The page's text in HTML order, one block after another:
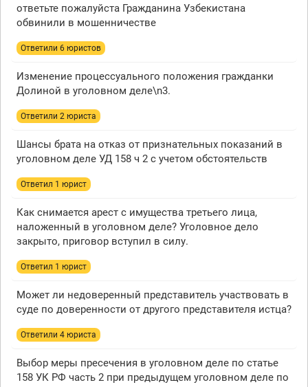
ответьте пожалуйста Гражданина Узбекистана
обвинили в мошенничестве
Ответили 6 юристов
Изменение процессуального положения гражданки
Долиной в уголовном деле\n3.
Ответили 2 юристa
Шансы брата на отказ от признательных показаний в
уголовном деле УД 158 ч 2 с учетом обстоятельств
Ответил 1 юрист
Как снимается арест с имущества третьего лица,
наложенный в уголовном деле? Уголовное дело
закрыто, приговор вступил в силу.
Ответил 1 юрист
Может ли недоверенный представитель участвовать в
суде по доверенности от другого представителя истца?
Ответили 4 юристa
Выбор меры пресечения в уголовном деле по статье
158 УК РФ часть 2 при предыдущем уголовном деле по